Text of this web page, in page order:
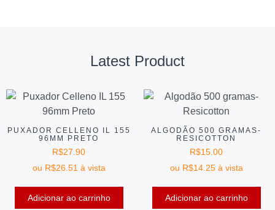
Latest Product
PUXADOR CELLENO IL 155
96MM PRETO
R$27.90
ou R$26.51 à vista
Adicionar ao carrinho
ALGODÃO 500 GRAMAS-
RESICOTTON
R$15.00
ou R$14.25 à vista
Adicionar ao carrinho